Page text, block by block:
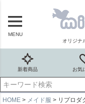
MENU
オリジナ
新着商品 お気
HOME メイド服 リプロダ